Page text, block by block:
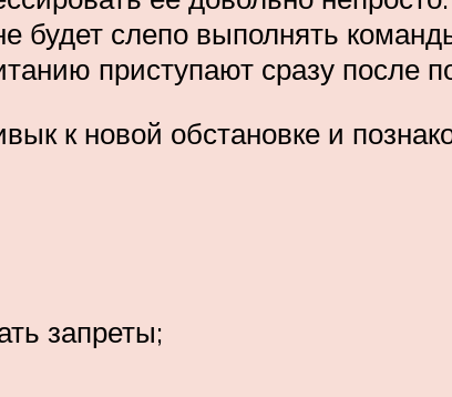
будет слепо выполнять
приступают сразу после
к новой обстановке и
запреты;